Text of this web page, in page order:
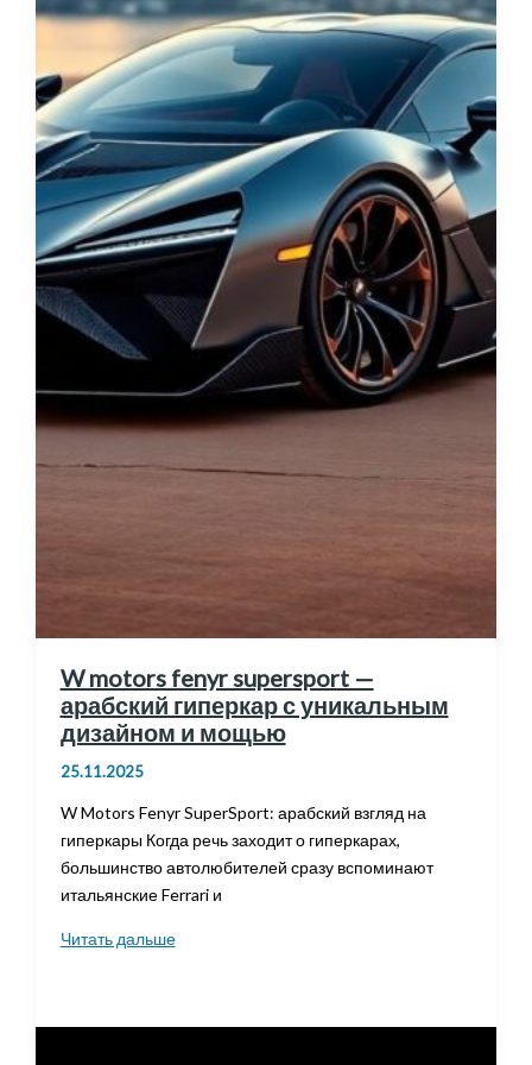
W motors fenyr supersport —
арабский гиперкар с уникальным
дизайном и мощью
25.11.2025
W Motors Fenyr SuperSport: арабский взгляд на
гиперкары Когда речь заходит о гиперкарах,
большинство автолюбителей сразу вспоминают
итальянские Ferrari и
W
Читать дальше